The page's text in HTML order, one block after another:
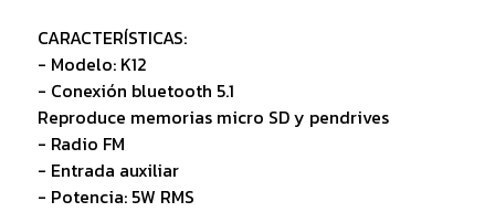
CARACTERÍSTICAS:
- Modelo: K12
- Conexión bluetooth 5.1
Reproduce memorias micro SD y pendrives
- Radio FM
- Entrada auxiliar
- Potencia: 5W RMS